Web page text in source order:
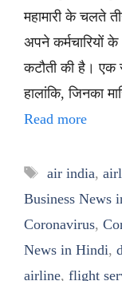
महामारी के चलते
अपने कर्मचारियों
कटौती की है। एक
हालांकि, जिनका
Read more
Tags
air india,
Business News
Coronavirus,
News in Hindi,
airline, flight